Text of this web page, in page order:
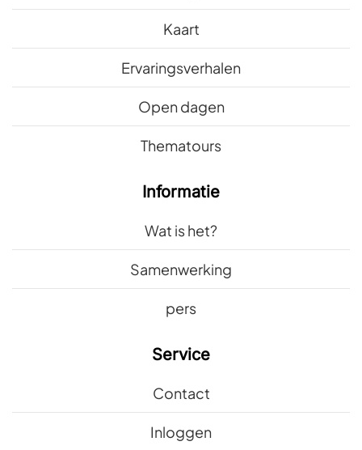
Kaart
Ervaringsverhalen
Open dagen
Thematours
Informatie
Wat is het?
Samenwerking
pers
Service
Contact
Inloggen